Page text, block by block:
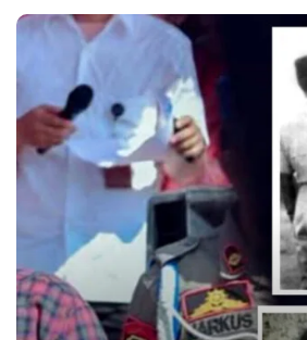
a
i
g
a
s
o
s